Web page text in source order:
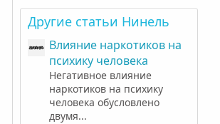
Другие статьи Нинель
Влияние наркотиков на
психику человека
Негативное влияние
наркотиков на психику
человека обусловлено
двумя...